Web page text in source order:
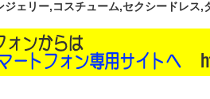
ジェリー,コスチューム,セクシードレス